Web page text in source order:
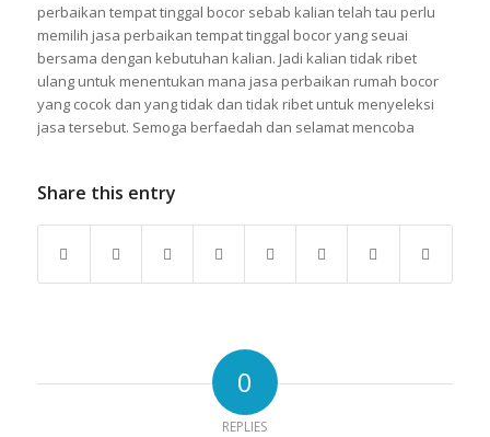
perbaikan tempat tinggal bocor sebab kalian telah tau perlu
memilih jasa perbaikan tempat tinggal bocor yang seuai
bersama dengan kebutuhan kalian. Jadi kalian tidak ribet
ulang untuk menentukan mana jasa perbaikan rumah bocor
yang cocok dan yang tidak dan tidak ribet untuk menyeleksi
jasa tersebut. Semoga berfaedah dan selamat mencoba
Share this entry
0
REPLIES